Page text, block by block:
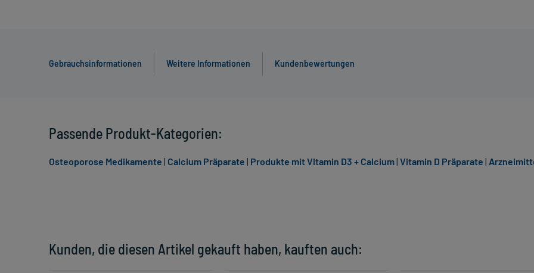
Gebrauchsinformationen Weitere Informationen Kundenbewertungen
Kunden, die diesen Artikel gekauft haben, kauften auch:
Passende Produkt-Kategorien:
Osteoporose Medikamente | Calcium Präparate | Produkte mit Vitamin D3 + Calcium| Vitamin D Präparate |